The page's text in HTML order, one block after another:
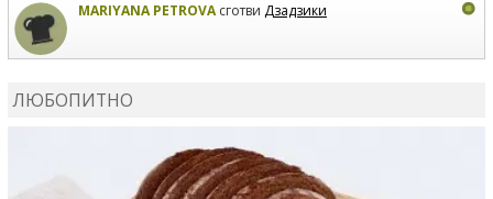
MARIYANA PETROVAсготви Дзадзики
ЛЮБОПИТНО